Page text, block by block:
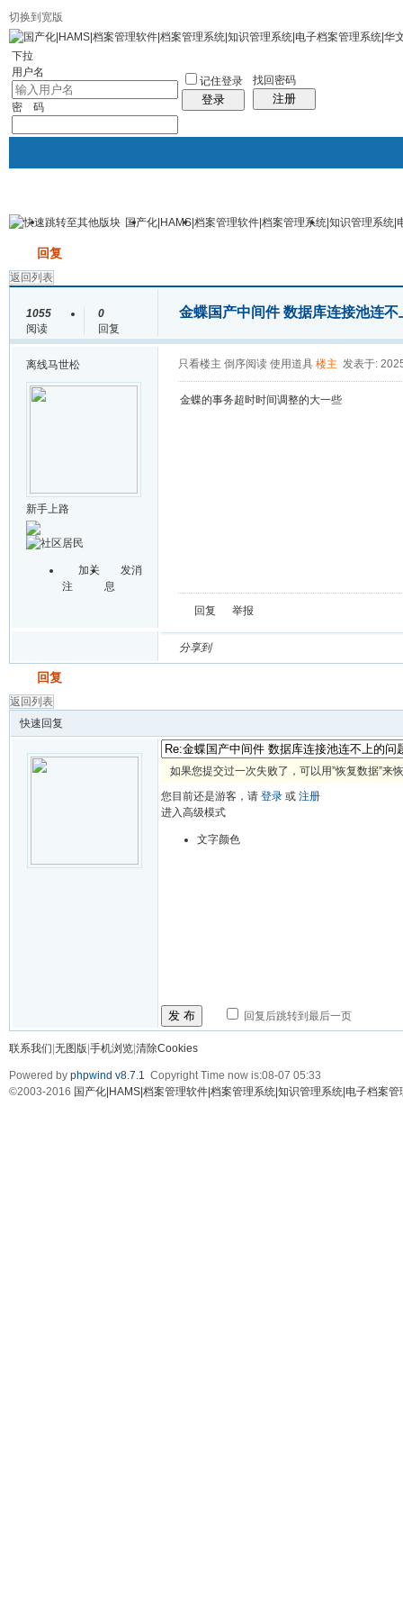
切换到宽版
下拉
用户名
密 码
记住登录
登录
找回密码
注册
华文档案官网 论坛 档案管理系统专区 人事档案
投诉与建议
国产化|HAMS|档案管理软件|档案管理系统|知识管理系统|
回复
返回列表
1055
阅读
0
回复
金蝶国产中间件 数据库连接池连
离线马世松
新手上路
加关
注
发消
息
只看楼主 倒序阅读 使用道具 楼主 发表于:
金蝶的事务超时时间调整的大一些
回复 举报
分享到
回复
返回列表
快速回复
如果您提交过一次失败了，可以用”恢复数据”来
您目前还是游客，请 登录 或 注册
进入高级模式
文字颜色
发 布 回复后跳转到最后一页
联系我们 无图版 手机浏览 清除Cookies
Powered by phpwind v8.7.1 Copyright Time now is:08-07 05:33
©2003-2016 国产化|HAMS|档案管理软件|档案管理系统|知识管理系统|电子档案